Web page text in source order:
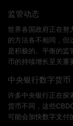
监管动态
世界各国政府正在努
的方法各不相同，但
是积极的。平衡的监
币的持续增长至关重
中央银行数字货币
许多中央银行正在探
货币不同，这些
可能会加快数字支付